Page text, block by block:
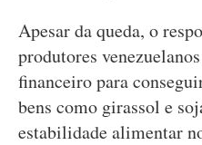
Apesar da queda, o
produtores
financeiro para
bens como girassol e
estabilidade alimentar